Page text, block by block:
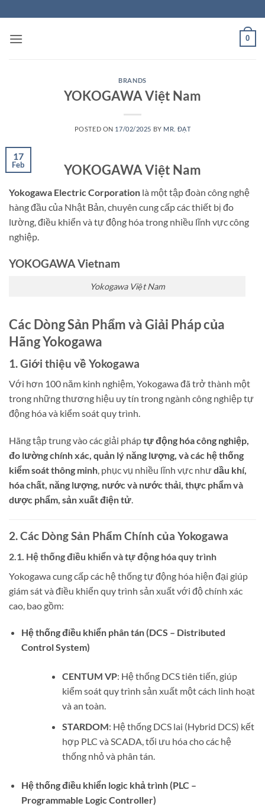
to
content
0
BRANDS
YOKOGAWA Việt Nam
POSTED ON 17/02/2025 BY MR. ĐẠT
17
Feb YOKOGAWA Việt Nam
Yokogawa Electric Corporation là một tập đoàn công nghệ
hàng đầu của Nhật Bản, chuyên cung cấp các thiết bị đo
lường, điều khiển và tự động hóa trong nhiều lĩnh vực công
nghiệp.
YOKOGAWA Vietnam
Yokogawa Việt Nam
Các Dòng Sản Phẩm và Giải Pháp của
Hãng Yokogawa
1. Giới thiệu về Yokogawa
Với hơn 100 năm kinh nghiệm, Yokogawa đã trở thành một
trong những thương hiệu uy tín trong ngành công nghiệp tự
động hóa và kiểm soát quy trình.
Hãng tập trung vào các giải pháptự động hóa công nghiệp,
đo lường chính xác, quản lý năng lượng, và các hệ thống
kiểm soát thông minh, phục vụ nhiều lĩnh vực nhưdầu khí,
hóa chất, năng lượng, nước và nước thải, thực phẩm và
dược phẩm, sản xuất điện tử.
2. Các Dòng Sản Phẩm Chính của Yokogawa
2.1. Hệ thống điều khiển và tự động hóa quy trình
Yokogawa cung cấp các hệ thống tự động hóa hiện đại giúp
giám sát và điều khiển quy trình sản xuất với độ chính xác
cao, bao gồm:
Hệ thống điều khiển phân tán (DCS – Distributed
Control System)
CENTUM VP: Hệ thống DCS tiên tiến, giúp
kiểm soát quy trình sản xuất một cách linh hoạt
và an toàn.
STARDOM: Hệ thống DCS lai (Hybrid DCS) kết
hợp PLC và SCADA, tối ưu hóa cho các hệ
thống nhỏ và phân tán.
Hệ thống điều khiển logic khả trình (PLC –
Programmable Logic Controller)